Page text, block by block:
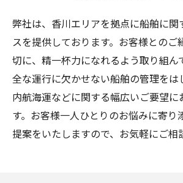
弊社は、香川エリアを拠点に船舶に関
スを提供しております。お客様とのご
切に、精一杯力になれるよう取り組ん
全な運行に欠かせない船舶の管理をは
内航海運などに関する幅広いご要望に
す。お客様一人ひとりのお悩みに寄り
提案をいたしますので、お気軽にご相